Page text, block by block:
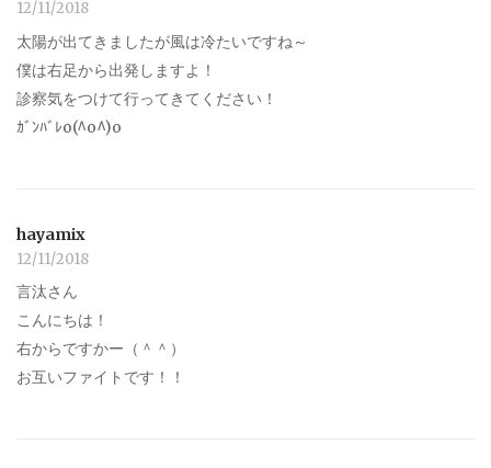
12/11/2018
太陽が出てきましたが風は冷たいですね～
僕は右足から出発しますよ！
診察気をつけて行ってきてください！
ｶﾞﾝﾊﾞﾚo(^o^)o
hayamix
12/11/2018
言汰さん
こんにちは！
右からですかー（＾＾）
お互いファイトです！！